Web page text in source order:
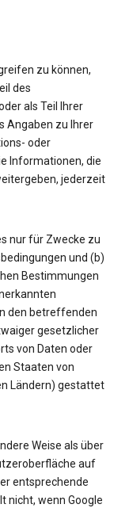
zu können,
des
als Teil Ihrer
Angaben zu Ihrer
oder
Informationen, die
jederzeit
nur für Zwecke zu
und (b)
Bestimmungen
den betreffenden
gesetzlicher
von Daten oder
Staaten von
Ländern) gestattet
Weise als über
auf
entsprechende
nicht, wenn Google